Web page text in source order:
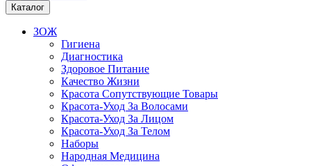
Каталог
ЗОЖ
Гигиена
Диагностика
Здоровое Питание
Качество Жизни
Красота Сопутствующие Товары
Красота-Уход За Волосами
Красота-Уход За Лицом
Красота-Уход За Телом
Наборы
Народная Медицина